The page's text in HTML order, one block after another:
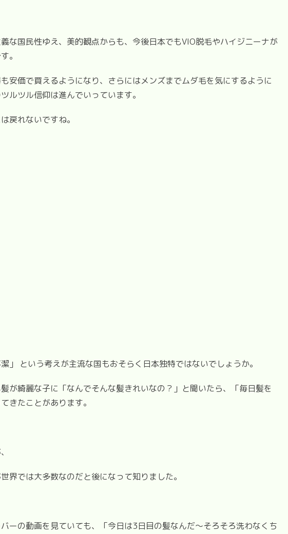
な国民性ゆえ、美的観点からも、今後日本でもVIO脱毛やハイジニーナが
。
安価で買えるようになり、さらにはメンズまでムダ毛を気にするように
ルツル信仰は進んでいっています。
戻れないですね。
」 という考えが主流な国もおそらく日本独特ではないでしょうか。
が綺麗な子に「なんでそんな髪きれいなの？」と聞いたら、「毎日髪を
きたことがあります。
界では大多数なのだと後になって知りました。
ーの動画を見ていても、「今日は3日目の髪なんだ～そろそろ洗わなくち